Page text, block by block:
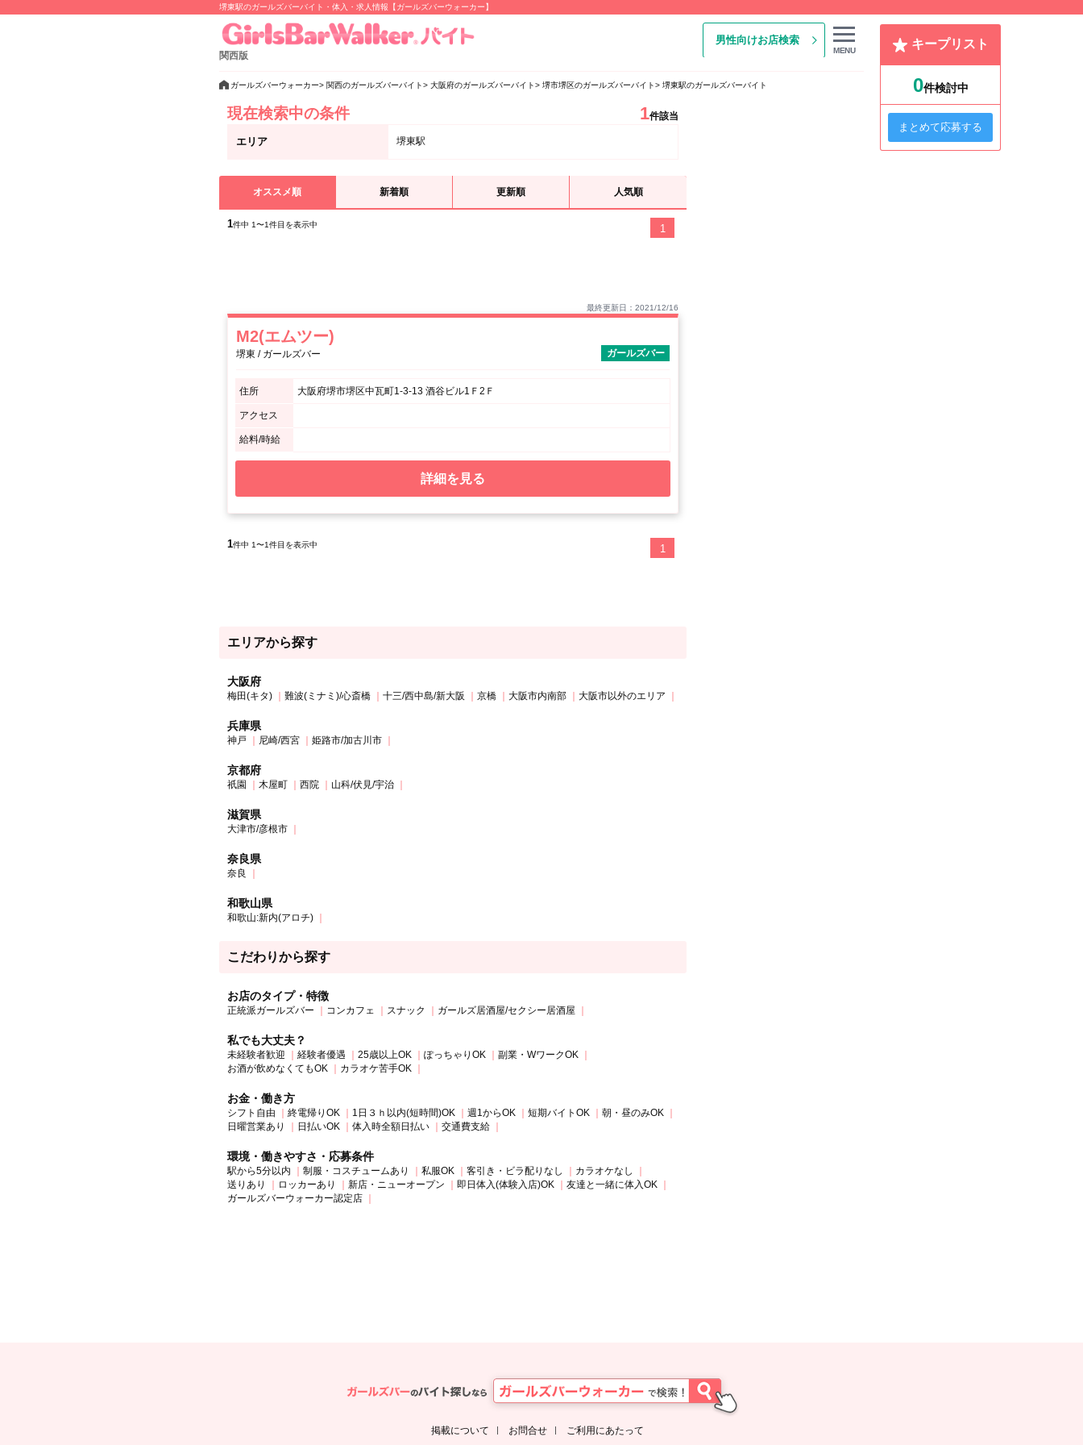
堺東駅のガールズバーバイト・体入・求人情報【ガールズバーウォーカー】
関西版
男性向けお店検索
MENU
ガールズバーウォーカー 関西のガールズバーバイト 大阪府のガールズバーバイト 堺市堺区のガールズバーバイト 堺東駅のガールズバーバイト
現在検索中の条件 1件該当
エリア 堺東駅
オススメ順 新着順 更新順 人気順
1件中 1〜1件目を表示中 1
最終更新日：2021/12/16
M2(エムツー)
堺東 / ガールズバー ガールズバー
住所 大阪府堺市堺区中瓦町1-3-13 酒谷ビル1Ｆ2Ｆ
アクセス
給料/時給
詳細を見る
1件中 1〜1件目を表示中 1
エリアから探す
大阪府
梅田(キタ) 難波(ミナミ)/心斎橋 十三/西中島/新大阪 京橋 大阪市内南部 大阪市以外のエリア
兵庫県
神戸 尼崎/西宮 姫路市/加古川市
京都府
祇園 木屋町 西院 山科/伏見/宇治
滋賀県
大津市/彦根市
奈良県
奈良
和歌山県
和歌山:新内(アロチ)
こだわりから探す
お店のタイプ・特徴
正統派ガールズバー コンカフェ スナック ガールズ居酒屋/セクシー居酒屋
私でも大丈夫？
未経験者歓迎 経験者優遇 25歳以上OK ぽっちゃりOK
副業・WワークOK
お酒が飲めなくてもOK
カラオケ苦手OK
お金・働き方
シフト自由 終電帰りOK 1日３ｈ以内(短時間)OK 週1からOK 短期バイトOK
朝・昼のみOK
日曜営業あり
日払いOK 体入時全額日払い 交通費支給
環境・働きやすさ・応募条件
駅から5分以内 制服・コスチュームあり 私服OK 客引き・ビラ配りなし
カラオケなし
送りあり
ロッカーあり 新店・ニューオープン 即日体入(体験入店)OK
友達と一緒に体入OK
ガールズバーウォーカー認定店
キープリスト
0件検討中
まとめて応募する
掲載について お問合せ ご利用にあたって